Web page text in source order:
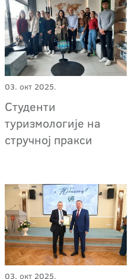
03. окт 2025.
Студенти
туризмологије на
стручној пракси
03. окт 2025.